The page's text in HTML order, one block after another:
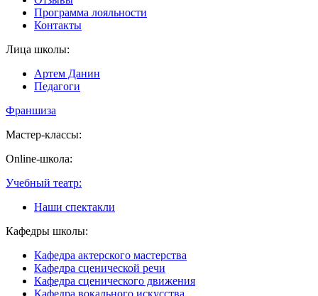
Программа лояльности
Контакты
Лица школы:
Артем Данин
Педагоги
Франшиза
Мастер-классы:
Online-школа:
Учебный театр:
Наши спектакли
Кафедры школы:
Кафедра актерского мастерства
Кафедра сценической речи
Кафедра сценического движения